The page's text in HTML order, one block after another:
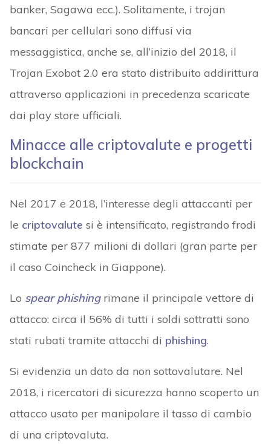
banker, Sagawa ecc.). Solitamente, i trojan
bancari per cellulari sono diffusi via
messaggistica, anche se, all’inizio del 2018, il
Trojan Exobot 2.0 era stato distribuito addirittura
attraverso applicazioni in precedenza scaricate
dai play store ufficiali.
Minacce alle criptovalute e progetti
blockchain
Nel 2017 e 2018, l’interesse degli attaccanti per
le criptovalute si è intensificato, registrando frodi
stimate per 877 milioni di dollari (gran parte per
il caso Coincheck in Giappone).
Lo spear phishingrimane il principale vettore di
attacco: circa il 56% di tutti i soldi sottratti sono
stati rubati tramite attacchi di phishing.
Si evidenzia un dato da non sottovalutare. Nel
2018, i ricercatori di sicurezza hanno scoperto un
attacco usato per manipolare il tasso di cambio
di una criptovaluta.